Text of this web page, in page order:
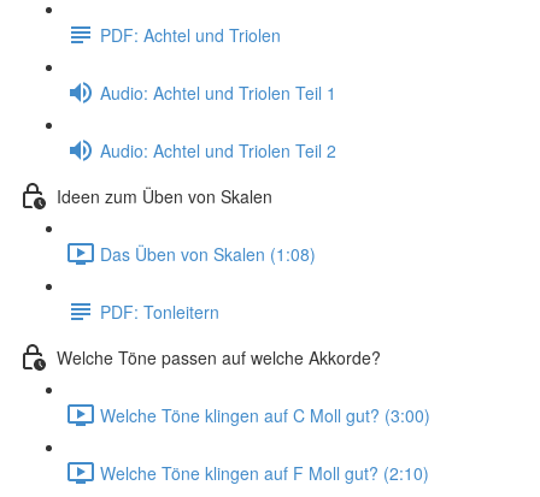
PDF: Achtel und Triolen
Audio: Achtel und Triolen Teil 1
Audio: Achtel und Triolen Teil 2
Ideen zum Üben von Skalen
Das Üben von Skalen (1:08)
PDF: Tonleitern
Welche Töne passen auf welche Akkorde?
Welche Töne klingen auf C Moll gut? (3:00)
Welche Töne klingen auf F Moll gut? (2:10)